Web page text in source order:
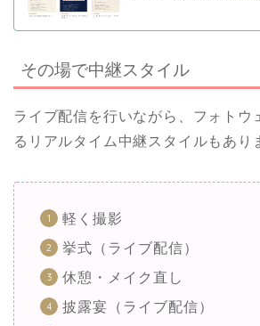
その場で中継スタイル
ライブ配信を行いながら、フォトウ
るリアルタイム中継スタイルもあり
軽く撮影
挙式（ライブ配信）
休憩・メイク直し
披露宴（ライブ配信）